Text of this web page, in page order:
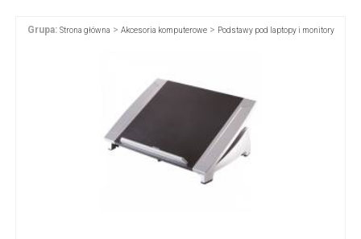
Grupa: Strona główna > Akcesoria komputerowe> Podstawy pod laptopy i monitory